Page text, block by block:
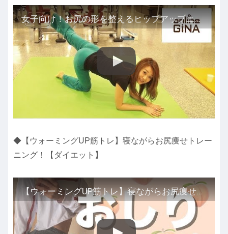
女子向け！お尻の形を整えるヒップアップエクササイズ！（泉栄子先生） #Eiko
◆【ウォーミングUP筋トレ】寝ながらお尻痩せトレー
ニング！【ダイエット】
【ウォーミングUP筋トレ】寝ながらお尻痩せトレーニング！【ダイエット】